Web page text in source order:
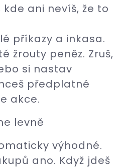
ani nevíš, že to
příkazy a inkasa.
žrouty peněz. Zruš,
si nastav
předplatné
akce.
levně
výhodné.
ano. Když jdeš